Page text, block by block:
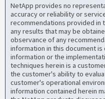
NetApp provides no
accuracy or reliability or
recommendations provided in
any results that may be
observance of any
information in this document
information or the
techniques herein is a
the customer's ability to
customer's operational
information contained herein